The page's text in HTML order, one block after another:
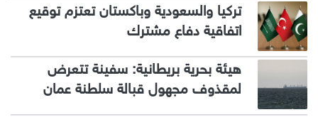
تركيا والسعودية وباكستان تعتزم توقيع
اتفاقية دفاع مشترك
هيئة بحرية بريطانية: سفينة تتعرض
لمقذوف مجهول قبالة سلطنة عمان